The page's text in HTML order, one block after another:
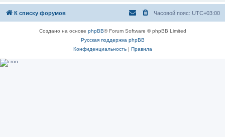
К списку форумов Часовой пояс: UTC+03:00
Создано на основе phpBB® Forum Software © phpBB Limited
Русская поддержка phpBB
Конфиденциальность| Правила